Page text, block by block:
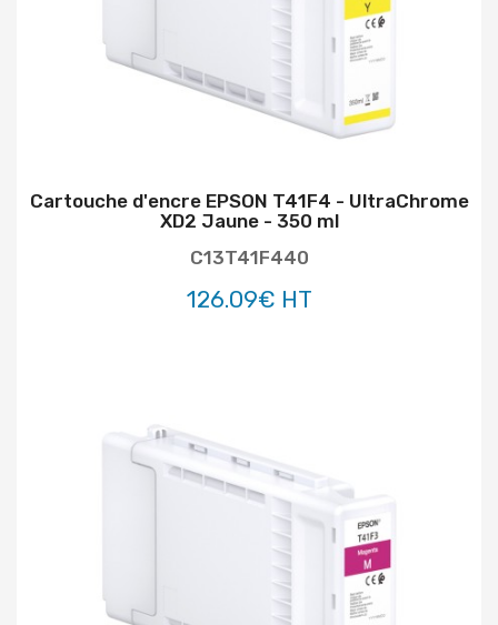
Cartouche d'encre EPSON T41F4 - UltraChrome
XD2 Jaune - 350 ml
C13T41F440
126.09€ HT